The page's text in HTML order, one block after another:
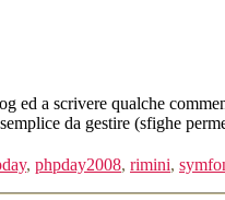
ed a scrivere qualche
da gestire (sfighe
, phpday2008, rimini,